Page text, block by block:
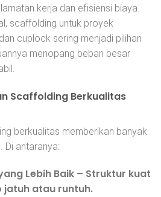
kerja dan efisiensi biaya.
scaffolding untuk proyek
cuplock sering menjadi pilihan
menopang beban besar
Scaffolding Berkualitas
berkualitas memberikan banyak
Di antaranya:
Lebih Baik– Struktur kuat
jatuh atau runtuh.